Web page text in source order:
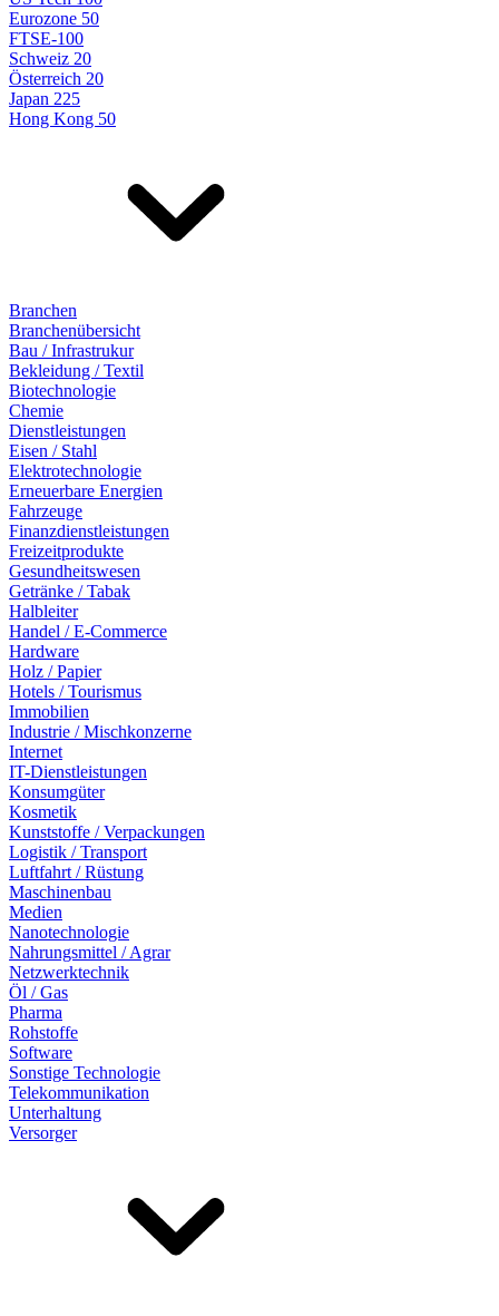
Eurozone 50
FTSE-100
Schweiz 20
Österreich 20
Japan 225
Hong Kong 50
Branchen
Branchenübersicht
Bau / Infrastrukur
Bekleidung / Textil
Biotechnologie
Chemie
Dienstleistungen
Eisen / Stahl
Elektrotechnologie
Erneuerbare Energien
Fahrzeuge
Finanzdienstleistungen
Freizeitprodukte
Gesundheitswesen
Getränke / Tabak
Halbleiter
Handel / E-Commerce
Hardware
Holz / Papier
Hotels / Tourismus
Immobilien
Industrie / Mischkonzerne
Internet
IT-Dienstleistungen
Konsumgüter
Kosmetik
Kunststoffe / Verpackungen
Logistik / Transport
Luftfahrt / Rüstung
Maschinenbau
Medien
Nanotechnologie
Nahrungsmittel / Agrar
Netzwerktechnik
Öl / Gas
Pharma
Rohstoffe
Software
Sonstige Technologie
Telekommunikation
Unterhaltung
Versorger